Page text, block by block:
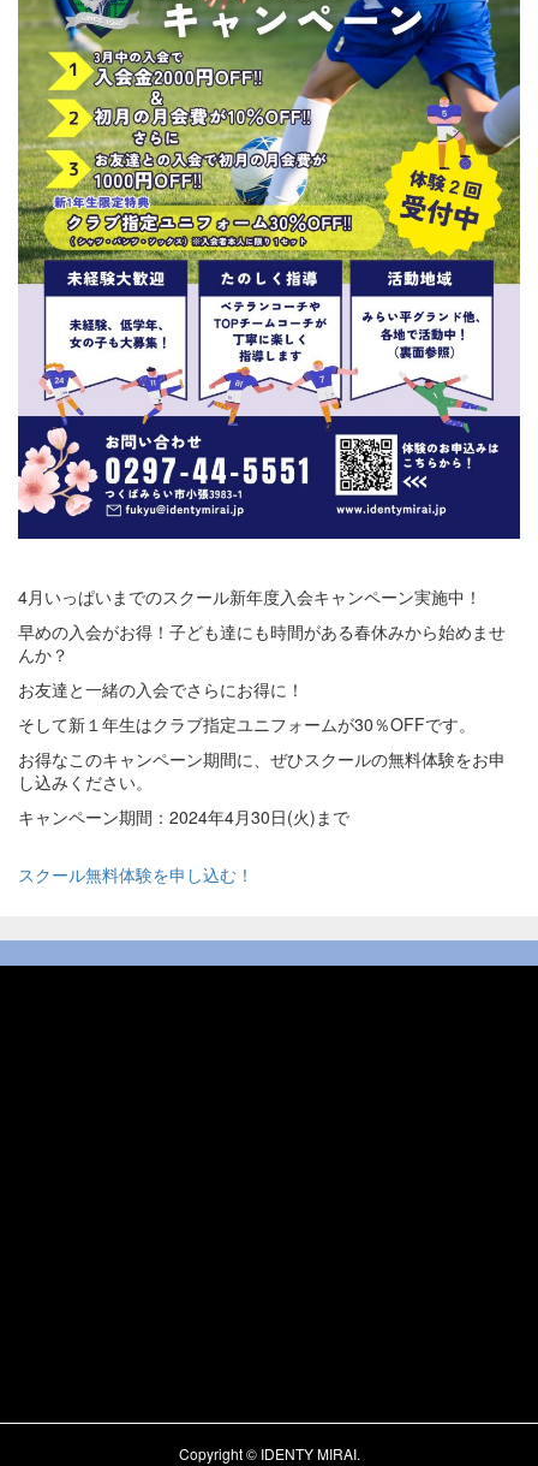
4月いっぱいまでのスクール新年度入会キャンペーン実施中！
早めの入会がお得！子ども達にも時間がある春休みから始めませ
んか？
お友達と一緒の入会でさらにお得に！
そして新１年生はクラブ指定ユニフォームが30％OFFです。
お得なこのキャンペーン期間に、ぜひスクールの無料体験をお申
し込みください。
キャンペーン期間：2024年4月30日(火)まで
スクール無料体験を申し込む！
Copyright © IDENTY MIRAI.